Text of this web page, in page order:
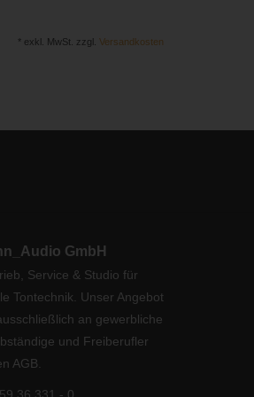
* exkl. MwSt. zzgl. Versandkosten
GmbH
Service & Studio für
Tontechnik. Unser Angebot
an gewerbliche
und Freiberufler
AGB.